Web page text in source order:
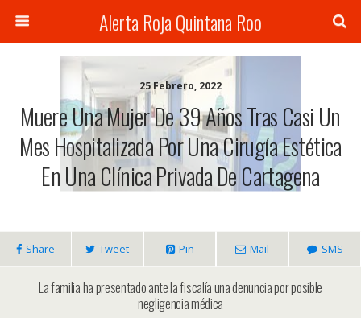
Alerta Roja Quintana Roo
25 Febrero, 2022
Muere Una Mujer De 39 Años Tras Casi Un
Mes Hospitalizada Por Una Cirugía Estética
En Una Clínica Privada De Cartagena
Share Tweet Pin Mail SMS
La familia ha presentado ante la fiscalía una denuncia por posible
negligencia médica